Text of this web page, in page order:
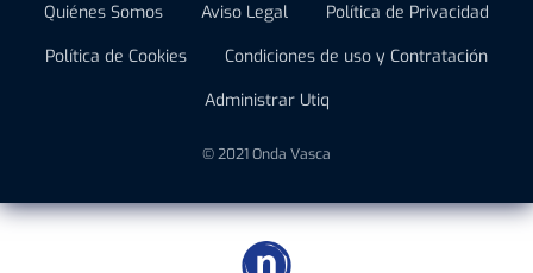
Quiénes Somos Aviso Legal
Política de Privacidad
Política de Cookies
Condiciones de uso y Contratación
Administrar Utiq
© 2021 Onda Vasca